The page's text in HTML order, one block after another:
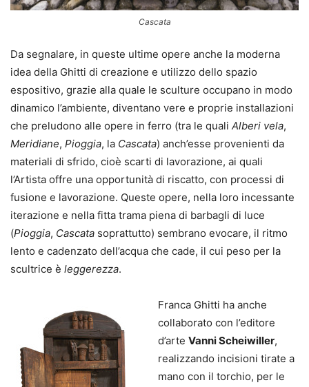
Cascata
Da segnalare, in queste ultime opere anche la moderna
idea della Ghitti di creazione e utilizzo dello spazio
espositivo, grazie alla quale le sculture occupano in modo
dinamico l’ambiente, diventano vere e proprie installazioni
che preludono alle opere in ferro (tra le quali Alberi vela,
Meridiane, Pioggia, la Cascata) anch’esse provenienti da
materiali di sfrido, cioè scarti di lavorazione, ai quali
l’Artista offre una opportunità di riscatto, con processi di
fusione e lavorazione. Queste opere, nella loro incessante
iterazione e nella fitta trama piena di barbagli di luce
(Pioggia, Cascata soprattutto) sembrano evocare, il ritmo
lento e cadenzato dell’acqua che cade, il cui peso per la
scultrice è leggerezza.
Franca Ghitti ha anche
collaborato con l’editore
d’arte Vanni Scheiwiller,
realizzando incisioni tirate a
mano con il torchio, per le